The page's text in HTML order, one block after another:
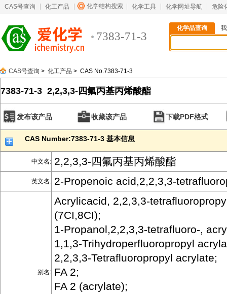
CAS号查询 化工产品 化学结构搜索 化学工具 化学网址导航 危险
7383-71-3
化学品查询
CAS号查询 > 化工产品 > CAS No.7383-71-3
7383-71-3 2,2,3,3-四氟丙基丙烯酸酯
发布该产品 收藏该产品 下载PDF格式
CAS Number:7383-71-3 基本信息
中文名: 2,2,3,3-四氟丙基丙烯酸酯
英文名: 2-Propenoic acid,2,2,3,3-
别名:
Acrylicacid, 2,2,3,3-
(7CI,8CI);
1-Propanol,2,2,3,3-tetrafluoro-,
1,1,3-Trihydroperfluoropropyl
2,2,3,3-Tetrafluoropropyl acrylate;
FA 2;
FA 2 (acrylate);